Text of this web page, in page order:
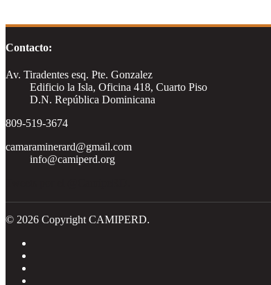
Contacto:
Av. Tiradentes esq. Pte. Gonzalez
Edificio la Isla, Oficina 418, Cuarto Piso
D.N. República Dominicana
809-519-3674
camaraminerard@gmail.com
info@camiperd.org
© 2026 Copyright CAMIPERD.